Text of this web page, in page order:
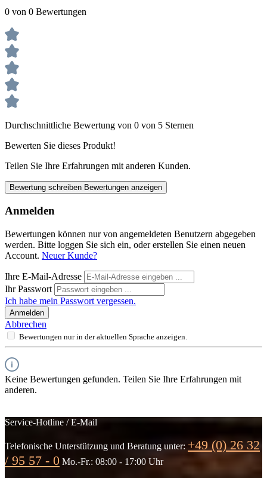
0 von 0 Bewertungen
Durchschnittliche Bewertung von 0 von 5 Sternen
Bewerten Sie dieses Produkt!
Teilen Sie Ihre Erfahrungen mit anderen Kunden.
Bewertung schreiben Bewertungen anzeigen
Anmelden
Bewertungen können nur von angemeldeten Benutzern abgegeben
werden. Bitte loggen Sie sich ein, oder erstellen Sie einen neuen
Account. Neuer Kunde?
Ihre E-Mail-Adresse
Ihr Passwort
Ich habe mein Passwort vergessen.
Anmelden
Abbrechen
Bewertungen nur in der aktuellen Sprache anzeigen.
Keine Bewertungen gefunden. Teilen Sie Ihre Erfahrungen mit
anderen.
Service-Hotline / E-Mail
Telefonische Unterstützung und Beratung unter: +49 (0) 26 32
/ 95 57 - 0 Mo.-Fr.: 08:00 - 17:00 Uhr